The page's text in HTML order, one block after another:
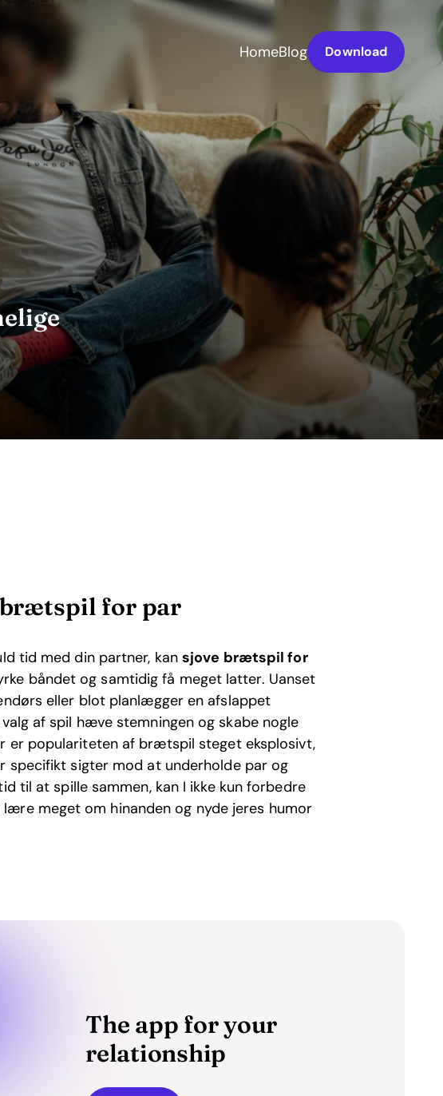
HomeBlog Download
for par
tid med din partner, kansjove brætspil for
båndet og samtidig få meget latter. Uanset
eller blot planlægger en afslappet
af spil hæve stemningen og skabe nogle
er populariteten af brætspil steget eksplosivt,
specifikt sigter mod at underholde par og
til at spille sammen, kan I ikke kun forbedre
meget om hinanden og nyde jeres humor
The app for your
relationship